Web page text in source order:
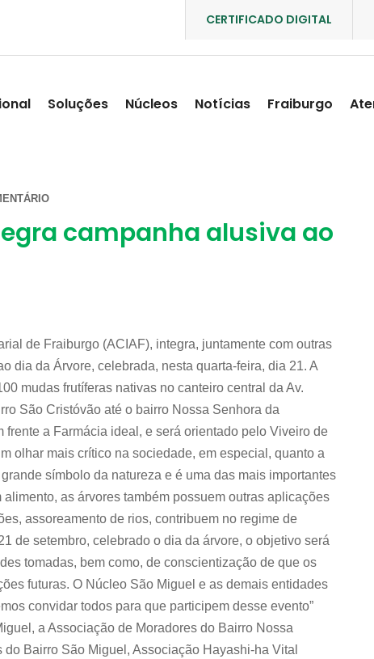
CERTIFICADO DIGITAL
Soluções Núcleos Notícias Fraiburgo
campanha alusiva ao
de Fraiburgo (ACIAF), integra, juntamente com outras
dia da Árvore, celebrada, nesta quarta-feira, dia 21. A
mudas frutíferas nativas no canteiro central da Av.
São Cristóvão até o bairro Nossa Senhora da
a Farmácia ideal, e será orientado pelo Viveiro de
olhar mais crítico na sociedade, em especial, quanto a
símbolo da natureza e é uma das mais importantes
as árvores também possuem outras aplicações
assoreamento de rios, contribuem no regime de
de setembro, celebrado o dia da árvore, o objetivo será
tomadas, bem como, de conscientização de que os
futuras. O Núcleo São Miguel e as demais entidades
convidar todos para que participem desse evento”
a Associação de Moradores do Bairro Nossa
Bairro São Miguel, Associação Hayashi-ha Vital